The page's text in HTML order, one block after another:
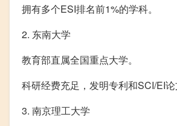
拥有多个ESI排名前1%的学科。
2. 东南大学
教育部直属全国重点大学。
科研经费充足，发明专利和SCI/EI
3. 南京理工大学